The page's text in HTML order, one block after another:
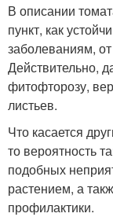
В описании
пункт, как
заболеваниям,
Действительно,
фитофторозу,
листьев.
Что касается
то вероятность
подобных
растением, а
профилактики.